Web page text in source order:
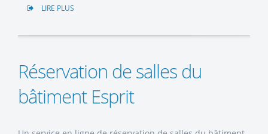
LIRE PLUS
Réservation de salles du
bâtiment Esprit